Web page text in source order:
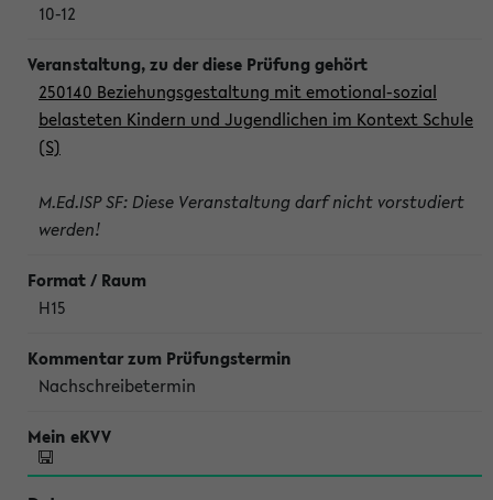
10-12
250140 Beziehungsgestaltung mit emotional-sozial
belasteten Kindern und Jugendlichen im Kontext Schule
(S)
M.Ed.ISP SF: Diese Veranstaltung darf nicht vorstudiert
werden!
H15
Nachschreibetermin